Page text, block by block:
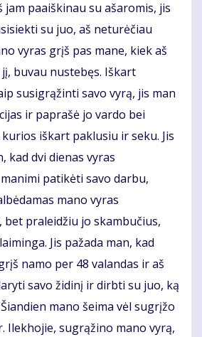
jam paaiškinau su ašaromis, jis
su juo, aš neturėčiau
vyras grįš pas mane, kiek aš
buvau nustebęs. Iškart
susigrąžinti savo vyrą, jis man
ir paprašė jo vardo bei
iškart paklusiu ir seku. Jis
kad dvi dienas vyras
patikėti savo darbu,
mano vyras
bet praleidžiu jo skambučius,
Jis pažada man, kad
namo per 48 valandas ir aš
savo židinį ir dirbti su juo, ką
mano šeima vėl sugrįžo
Ilekhojie, sugrąžino mano vyrą,